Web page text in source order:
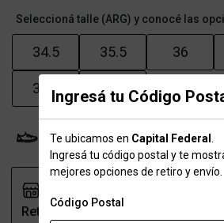
Ingresá tu Código
Te ubicamos en Capital Federal
Ingresá tu código postal y te
mejores opciones de retiro y envío.
Código Postal
Seleccioná talle (ARG) y conocé las
34.5 35.5 36
37.5 38
Probador Virtual Tabla de
Retiro